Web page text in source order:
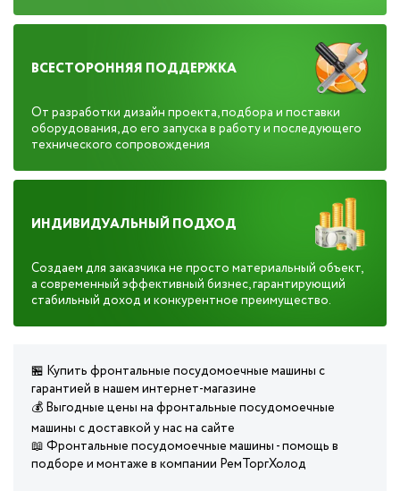
ВСЕСТОРОННЯЯ ПОДДЕРЖКА
От разработки дизайн проекта, подбора и поставки
оборудования, до его запуска в работу и последующего
технического сопровождения
ИНДИВИДУАЛЬНЫЙ ПОДХОД
Создаем для заказчика не просто материальный объект,
а современный эффективный бизнес, гарантирующий
стабильный доход и конкурентное преимущество.
🏪 Купить фронтальные посудомоечные машины с
гарантией в нашем интернет-магазине
💰 Выгодные цены на фронтальные посудомоечные
машины с доставкой у нас на сайте
📖 Фронтальные посудомоечные машины - помощь в
подборе и монтаже в компании РемТоргХолод